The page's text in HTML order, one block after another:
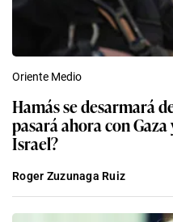
Oriente Medio
Hamás se desarmará
pasará ahora con
Israel?
Roger Zuzunaga Ruiz